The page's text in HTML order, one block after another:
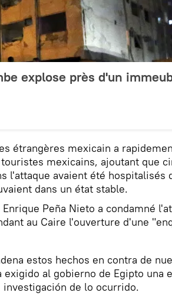
explose près d'un
étrangères mexicain a
mexicains, ajoutant que
l'attaque avaient été hospitalisés
dans un état stable.
Peña Nieto a condamné
au Caire l'ouverture d'une
estos hechos en contra de
exigido al gobierno de Egipto una
investigación de lo ocurrido.